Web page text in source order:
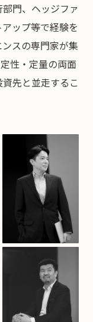
門、ヘッジファ
ップ等で経験を
スの専門家が集
性・定量の両面
先と並走するこ